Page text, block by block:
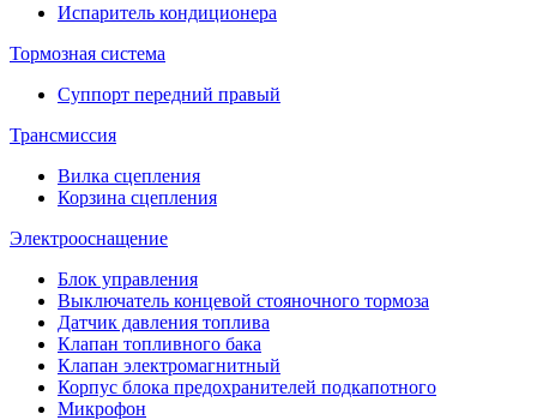
Испаритель кондиционера
Тормозная система
Суппорт передний правый
Трансмиссия
Вилка сцепления
Корзина сцепления
Электрооснащение
Блок управления
Выключатель концевой стояночного тормоза
Датчик давления топлива
Клапан топливного бака
Клапан электромагнитный
Корпус блока предохранителей подкапотного
Микрофон